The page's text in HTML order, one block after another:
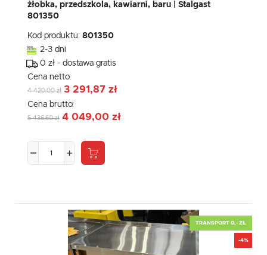
żłobka, przedszkola, kawiarni, baru | Stalgast
801350
Kod produktu: 801350
2-3 dni
0 zł - dostawa gratis
Cena netto:
4 420,00 zł 3 291,87 zł
Cena brutto:
5 436,60 zł 4 049,00 zł
TRANSPORT 0,- ZŁ
-4%